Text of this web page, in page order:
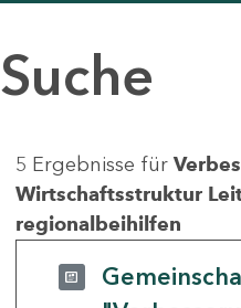
Suche
5 Ergebnisse für
Wirtschaftsstruktur
regionalbeihilfen